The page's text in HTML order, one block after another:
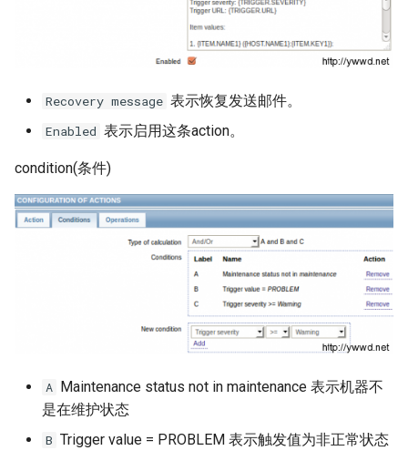
CentOS 7 新命令 systemctl
history 命令
ln 命令
nfsstat 命令
Recovery message 表示恢复发送邮件。
Enabled 表示启用这条action。
condition(条件)
A Maintenance status not in maintenance 表示机器不
是在维护状态
B Trigger value = PROBLEM 表示触发值为非正常状态